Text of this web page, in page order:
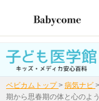
ベビカムトップ > 病気ナビ >
期から思春期の体と心のよ